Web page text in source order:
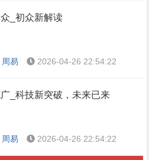
_初众新解读
周易 2026-04-26 22:54:22
_科技新突破，未来已来
周易 2026-04-26 22:54:22